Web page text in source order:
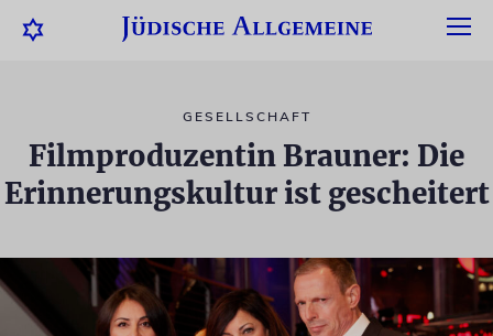
GESELLSCHAFT
Filmproduzentin Brauner: Die
Erinnerungskultur ist gescheitert